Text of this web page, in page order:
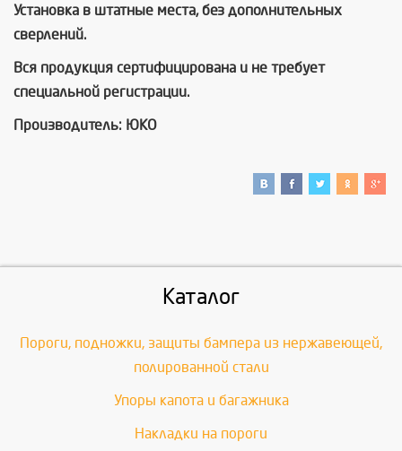
Установка в штатные места, без дополнительных
сверлений.
Вся продукция сертифицирована и не требует
специальной регистрации.
Производитель: ЮКО
Каталог
Пороги, подножки, защиты бампера из нержавеющей,
полированной стали
Упоры капота и багажника
Накладки на пороги